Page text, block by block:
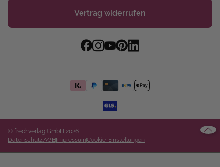
Vertrag widerrufen
© frechverlag GmbH 2026
DatenschutzAGB ImpressumCookie-Einstellungen